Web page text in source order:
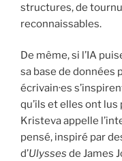
structures, de
reconnaissables.
De même, si l’IA
sa base de données
écrivain·es
qu’ils et elles ont lus
Kristeva appelle
pensé, inspiré par
d’Ulysses de James